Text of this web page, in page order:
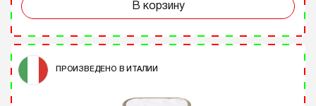
В корзину
ПРОИЗВЕДЕНО В ИТАЛИИ